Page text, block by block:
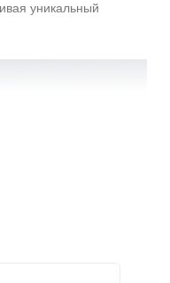
уникальный